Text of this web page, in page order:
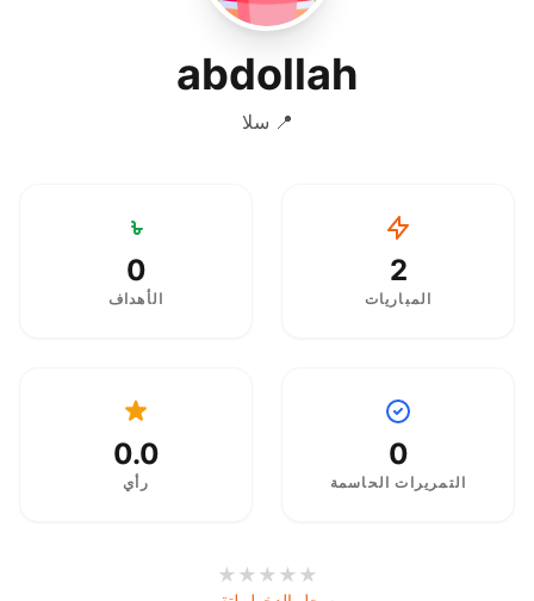
abdollah
📍 سلا
2
المباريات
0
الأهداف
0
التمريرات الحاسمة
0.0
رأي
★
★
★
★
★